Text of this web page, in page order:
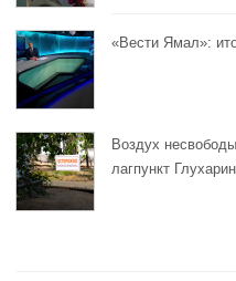
«Вести Ямал»:
Воздух
лагпункт